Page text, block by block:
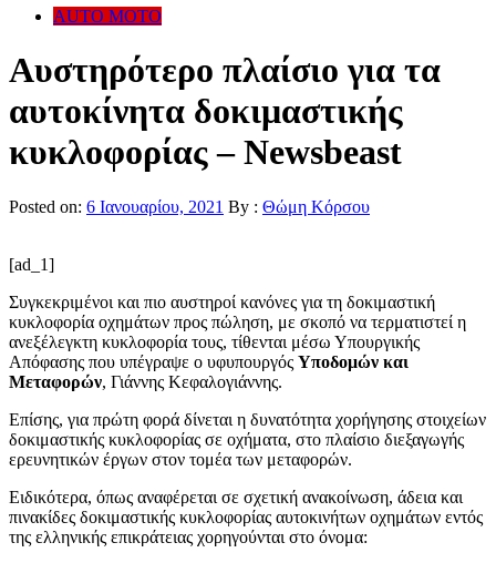
AUTO MOTO
Αυστηρότερο πλαίσιο για τα
αυτοκίνητα δοκιμαστικής
κυκλοφορίας – Newsbeast
Posted on: 6 Ιανουαρίου, 2021 By : Θώμη Κόρσου
[ad_1]
Συγκεκριμένοι και πιο αυστηροί κανόνες για τη δοκιμαστική
κυκλοφορία οχημάτων προς πώληση, με σκοπό να τερματιστεί η
ανεξέλεγκτη κυκλοφορία τους, τίθενται μέσω Υπουργικής
Απόφασης που υπέγραψε ο υφυπουργός Υποδομών και
Μεταφορών, Γιάννης Κεφαλογιάννης.
Επίσης, για πρώτη φορά δίνεται η δυνατότητα χορήγησης στοιχείων
δοκιμαστικής κυκλοφορίας σε οχήματα, στο πλαίσιο διεξαγωγής
ερευνητικών έργων στον τομέα των μεταφορών.
Ειδικότερα, όπως αναφέρεται σε σχετική ανακοίνωση, άδεια και
πινακίδες δοκιμαστικής κυκλοφορίας αυτοκινήτων οχημάτων εντός
της ελληνικής επικράτειας χορηγούνται στο όνομα: